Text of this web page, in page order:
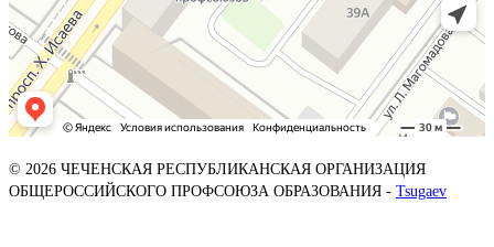
© 2026 ЧЕЧЕНСКАЯ РЕСПУБЛИКАНСКАЯ ОРГАНИЗАЦИЯ
ОБЩЕРОССИЙСКОГО ПРОФСОЮЗА ОБРАЗОВАНИЯ - Tsugaev